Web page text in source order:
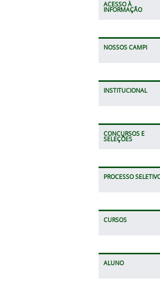
ACESSO À
INFORMAÇÃO
NOSSOS CAMPI
INSTITUCIONAL
CONCURSOS E
SELEÇÕES
PROCESSO
CURSOS
ALUNO